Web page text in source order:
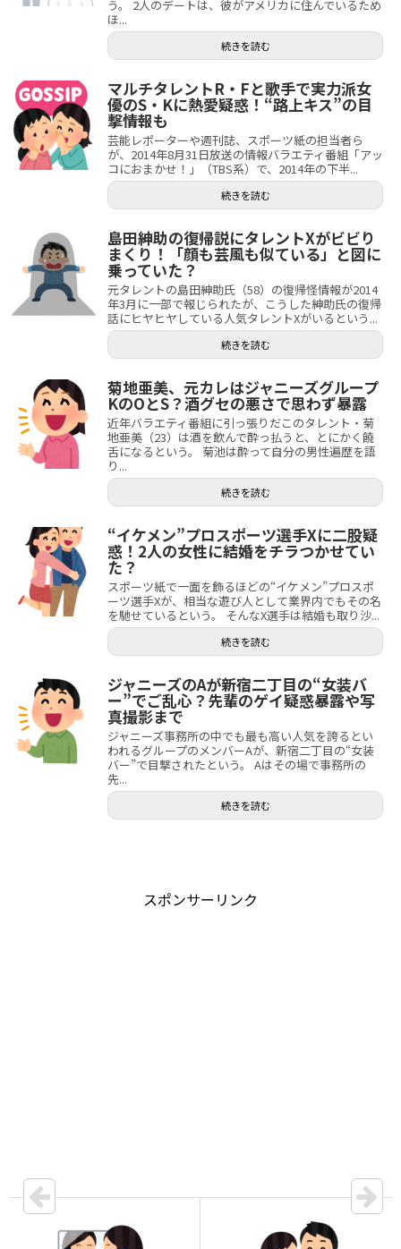
う。 2人のデートは、彼がアメリカに住んでいるため
ほ...
続きを読む
マルチタレントR・Fと歌手で実力派女
優のS・Kに熱愛疑惑！“路上キス”の目
撃情報も
芸能レポーターや週刊誌、スポーツ紙の担当者ら
が、2014年8月31日放送の情報バラエティ番組「アッ
コにおまかせ！」（TBS系）で、2014年の下半...
続きを読む
島田紳助の復帰説にタレントXがビビり
まくり！「顔も芸風も似ている」と図に
乗っていた？
元タレントの島田紳助氏（58）の復帰怪情報が2014
年3月に一部で報じられたが、こうした紳助氏の復帰
話にヒヤヒヤしている人気タレントXがいるという...
続きを読む
菊地亜美、元カレはジャニーズグループ
KのOとS？酒グセの悪さで思わず暴露
近年バラエティ番組に引っ張りだこのタレント・菊
地亜美（23）は酒を飲んで酔っ払うと、とにかく饒
舌になるという。 菊池は酔って自分の男性遍歴を語
り...
続きを読む
“イケメン”プロスポーツ選手Xに二股疑
惑！2人の女性に結婚をチラつかせてい
た？
スポーツ紙で一面を飾るほどの“イケメン”プロスポ
ーツ選手Xが、相当な遊び人として業界内でもその名
を馳せているという。 そんなX選手は結婚も取り沙...
続きを読む
ジャニーズのAが新宿二丁目の“女装バ
ー”でご乱心？先輩のゲイ疑惑暴露や写
真撮影まで
ジャニーズ事務所の中でも最も高い人気を誇るとい
われるグループのメンバーAが、新宿二丁目の“女装
バー”で目撃されたという。 Aはその場で事務所の
先...
続きを読む
スポンサーリンク